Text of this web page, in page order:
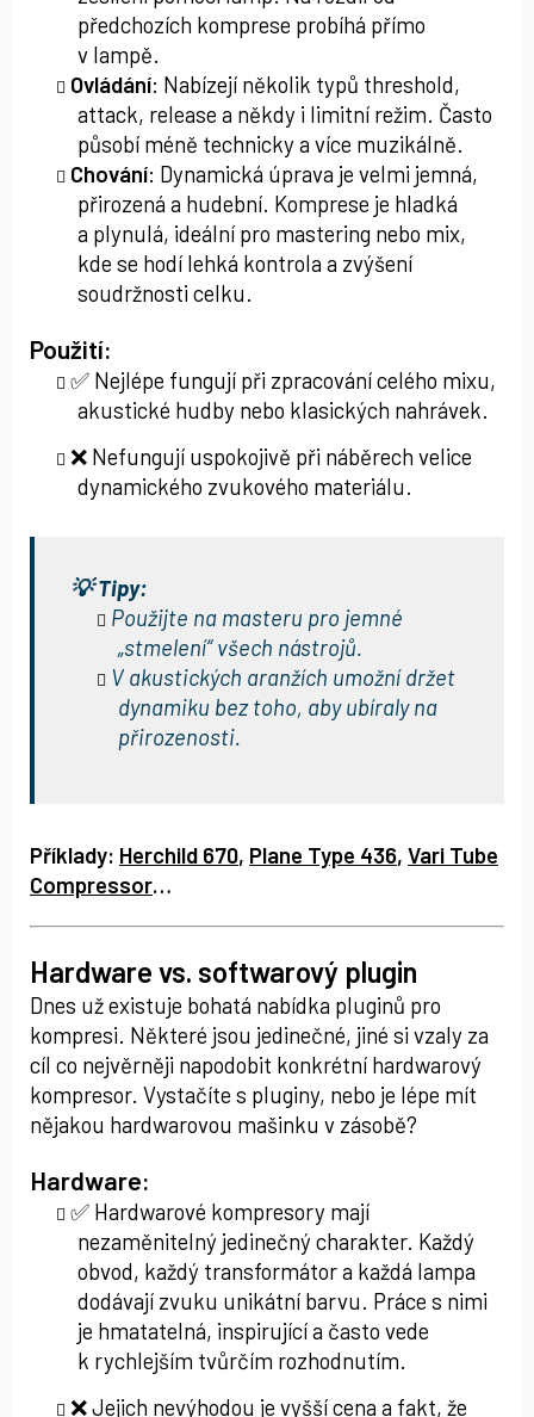
předchozích komprese probíhá přímo
v lampě.
Ovládání: Nabízejí několik typů threshold,
attack, release a někdy i limitní režim. Často
působí méně technicky a více muzikálně.
Chování: Dynamická úprava je velmi jemná,
přirozená a hudební. Komprese je hladká
a plynulá, ideální pro mastering nebo mix,
kde se hodí lehká kontrola a zvýšení
soudržnosti celku.
Použití:
✅ Nejlépe fungují při zpracování celého mixu,
akustické hudby nebo klasických nahrávek.
❌ Nefungují uspokojivě při náběrech velice
dynamického zvukového materiálu.
💡 Tipy:
Použijte na masteru pro jemné
„stmelení“ všech nástrojů.
V akustických aranžích umožní držet
dynamiku bez toho, aby ubíraly na
přirozenosti.
Příklady: Herchild 670, Plane Type 436, Vari Tube
Compressor…
Hardware vs. softwarový plugin
Dnes už existuje bohatá nabídka pluginů pro
kompresi. Některé jsou jedinečné, jiné si vzaly za
cíl co nejvěrněji napodobit konkrétní hardwarový
kompresor. Vystačíte s pluginy, nebo je lépe mít
nějakou hardwarovou mašinku v zásobě?
Hardware:
✅ Hardwarové kompresory mají
nezaměnitelný jedinečný charakter. Každý
obvod, každý transformátor a každá lampa
dodávají zvuku unikátní barvu. Práce s nimi
je hmatatelná, inspirující a často vede
k rychlejším tvůrčím rozhodnutím.
❌ Jejich nevýhodou je vyšší cena a fakt, že